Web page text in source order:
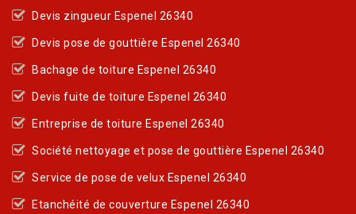
Devis zingueur Espenel 26340
Devis pose de gouttière Espenel 26340
Bachage de toiture Espenel 26340
Devis fuite de toiture Espenel 26340
Entreprise de toiture Espenel 26340
Société nettoyage et pose de gouttière Espenel 26340
Service de pose de velux Espenel 26340
Etanchéité de couverture Espenel 26340